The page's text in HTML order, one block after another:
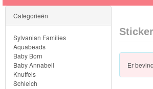
Sylvanian
Families
Aquabeads
Baby
Born
Er
Categorieën
Sylvanian Families
Aquabeads
Baby Born
Baby Annabell
Knuffels
Schleich